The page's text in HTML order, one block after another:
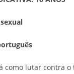
como lutar contra o